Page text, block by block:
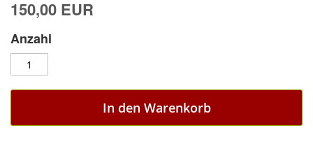
150,00 EUR
Anzahl
In den Warenkorb